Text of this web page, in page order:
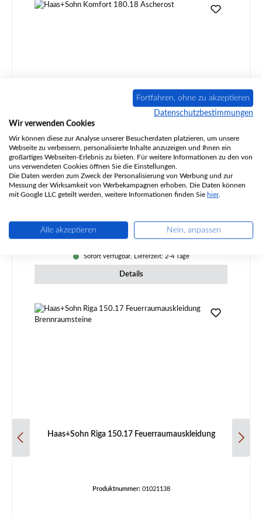
Produktnummer:01010460
Sofort verfügbar, Lieferzeit: 2-4 Tage
Details
Haas+Sohn Riga 150.17 Feuerraumauskleidung
Produktnummer: 01021138
Fortfahren, ohne zu akzeptieren
Datenschutzbestimmungen
Wir verwenden Cookies
Wir können diese zur Analyse unserer Besucherdaten platzieren, um unsere
Webseite zu verbessern, personalisierte Inhalte anzuzeigen und Ihnen ein
großartiges Webseiten-Erlebnis zu bieten. Für weitere Informationen zu den von
uns verwendeten Cookies öffnen Sie die Einstellungen.
Die Daten werden zum Zweck der Personalisierung von Werbung und zur
Messung der Wirksamkeit von Werbekampagnen erhoben. Die Daten können
mit Google LLC geteilt werden, weitere Informationen finden Sie hier.
Alle akzeptieren Nein, anpassen